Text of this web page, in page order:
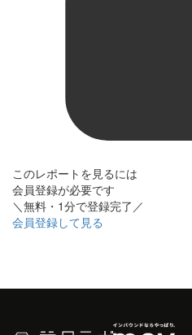
このレポートを見るには
会員登録が必要です
＼無料・1分で登録完了／
会員登録して見る